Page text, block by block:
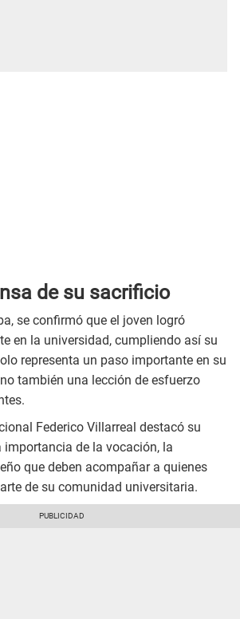
de su sacrificio
se confirmó que el joven logró
en la universidad, cumpliendo así su
representa un paso importante en su
también una lección de esfuerzo
Federico Villarreal destacó su
importancia de la vocación, la
que deben acompañar a quienes
de su comunidad universitaria.